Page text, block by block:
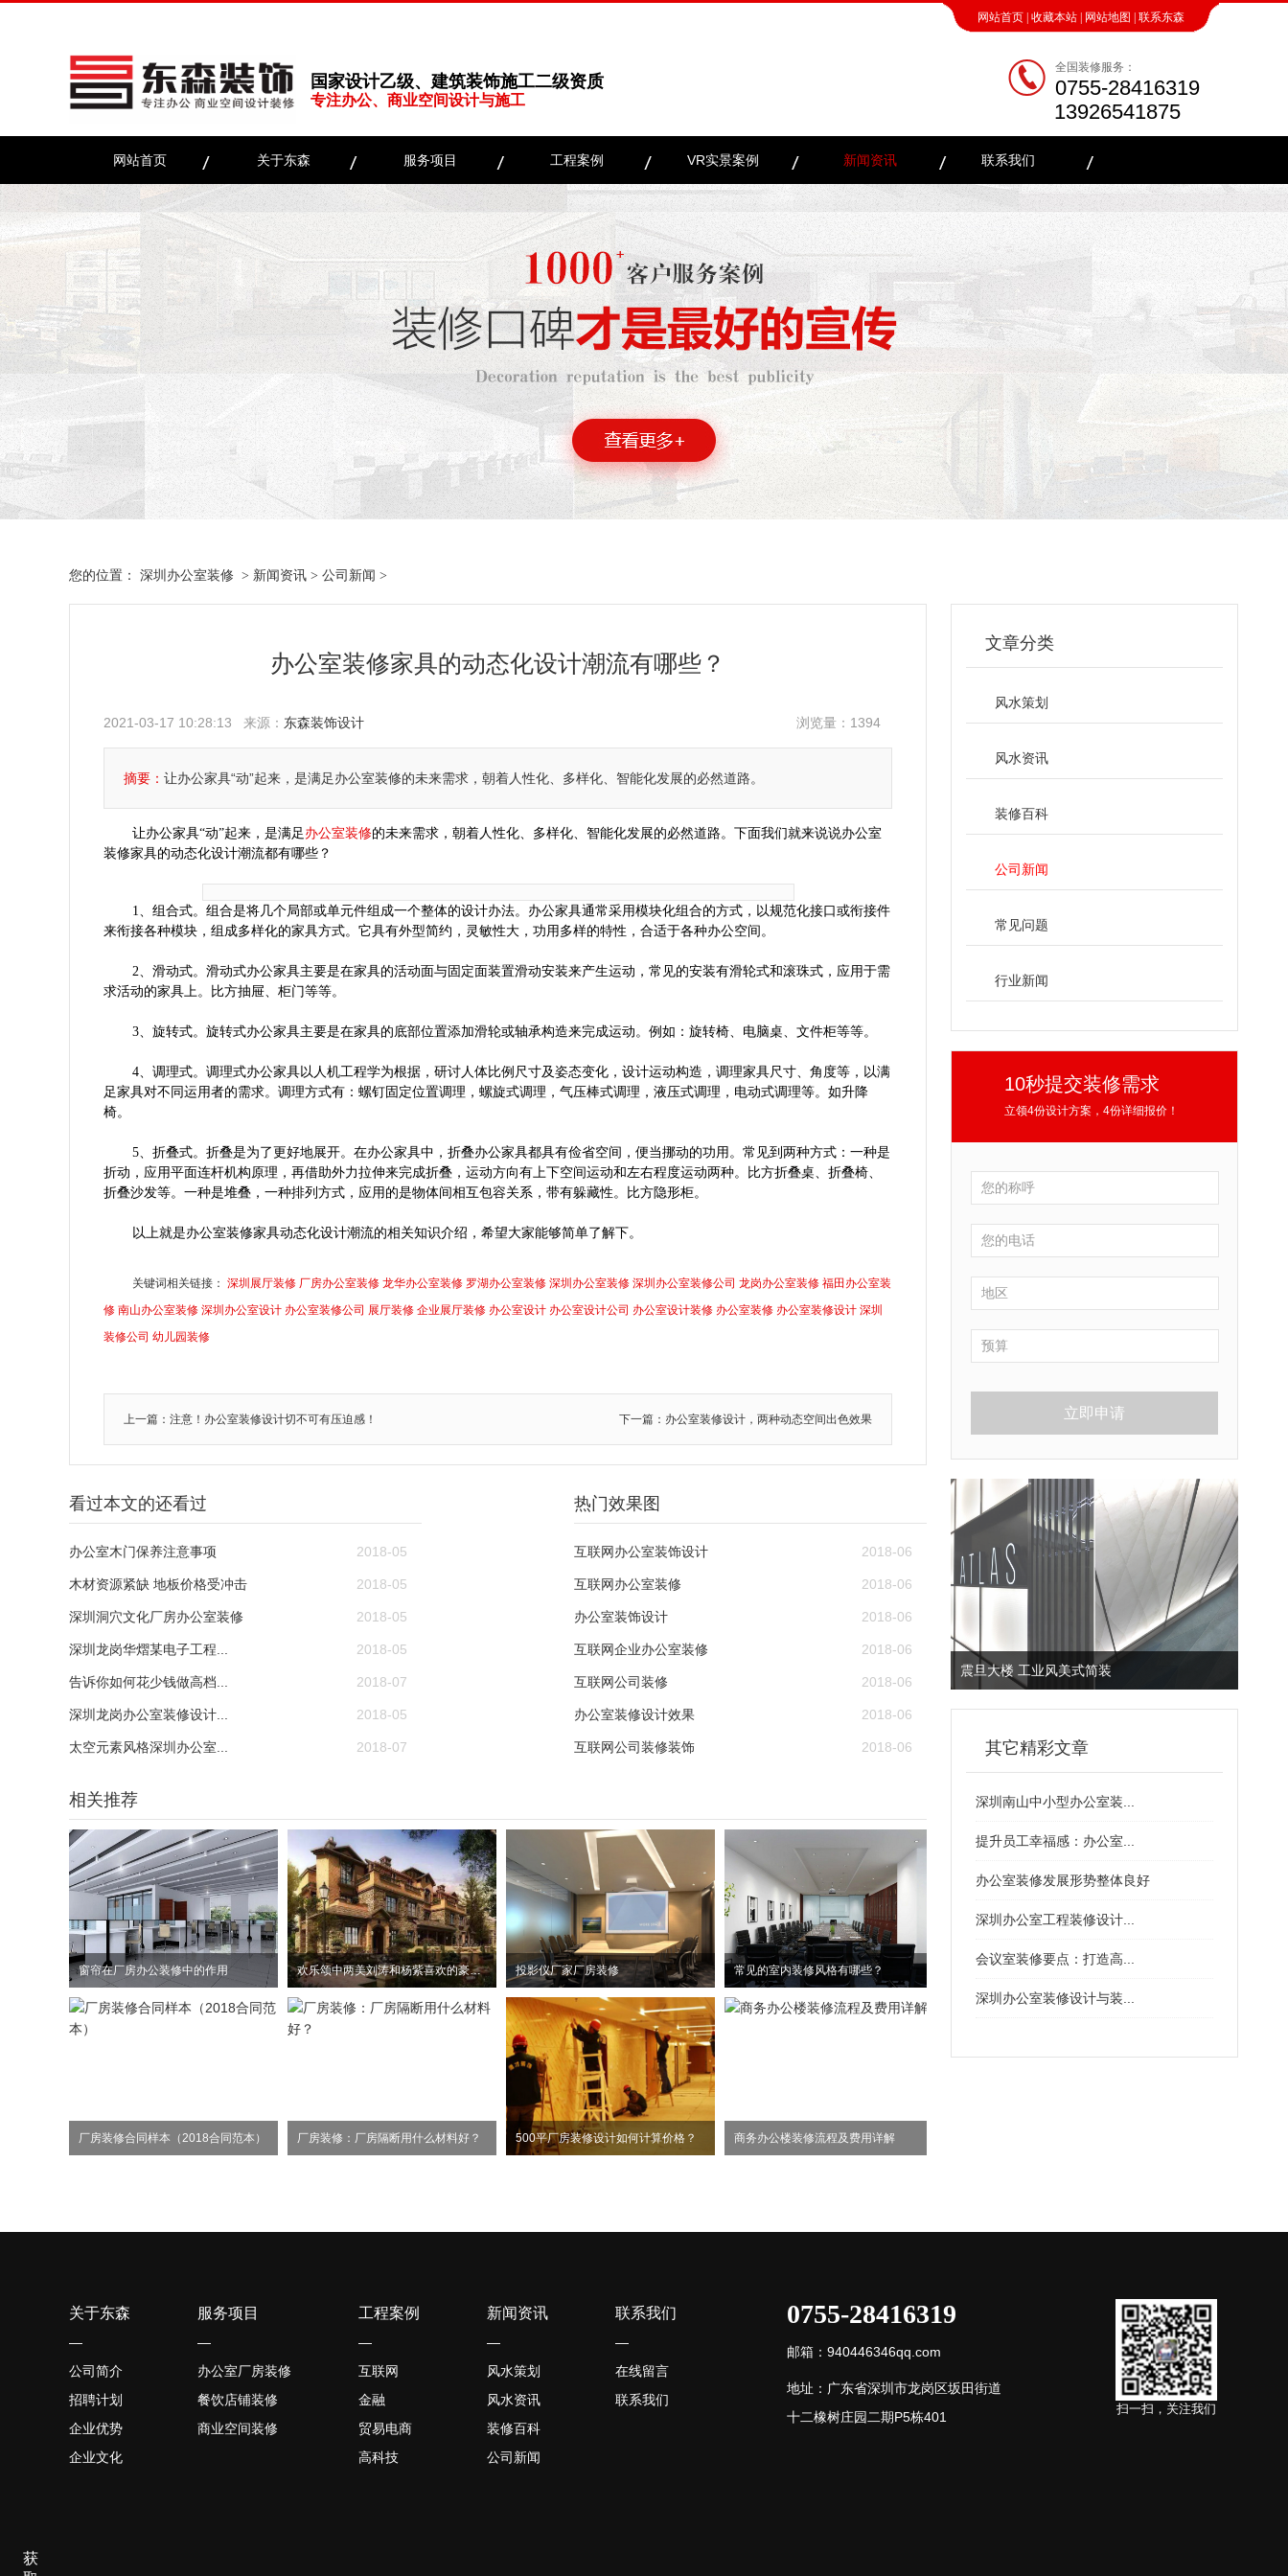
网站首页 收藏本站 网站地图 联系东森
国家设计乙级、建筑装饰施工二级资质
专注办公、商业空间设计与施工
全国装修服务：
0755-28416319
13926541875
网站首页 关于东森 服务项目 工程案例 VR实景案例 新闻资讯 联系我们
您的位置： 深圳办公室装修 > 新闻资讯 > 公司新闻 >
办公室装修家具的动态化设计潮流有哪些？
2021-03-17 10:28:13 来源： 东森装饰设计 浏览量： 1394
摘要： 让办公家具“动”起来，是满足办公室装修的未来需求，朝着人性化、多样化、智能化发展的必然道路。
让办公家具“动”起来，是满足 办公室装修的未来需求，朝着人性化、多样化、智能化发展的必然道路。下面我们就来说说办公室
装修家具的动态化设计潮流都有哪些？
1、组合式。组合是将几个局部或单元件组成一个整体的设计办法。办公家具通常采用模块化组合的方式，以规范化接口或衔接件
来衔接各种模块，组成多样化的家具方式。它具有外型简约，灵敏性大，功用多样的特性，合适于各种办公空间。
2、滑动式。滑动式办公家具主要是在家具的活动面与固定面装置滑动安装来产生运动，常见的安装有滑轮式和滚珠式，应用于需
求活动的家具上。比方抽屉、柜门等等。
3、旋转式。旋转式办公家具主要是在家具的底部位置添加滑轮或轴承构造来完成运动。例如：旋转椅、电脑桌、文件柜等等。
4、调理式。调理式办公家具以人机工程学为根据，研讨人体比例尺寸及姿态变化，设计运动构造，调理家具尺寸、角度等，以满
足家具对不同运用者的需求。调理方式有：螺钉固定位置调理，螺旋式调理，气压棒式调理，液压式调理，电动式调理等。如升降
椅。
5、折叠式。折叠是为了更好地展开。在办公家具中，折叠办公家具都具有俭省空间，便当挪动的功用。常见到两种方式：一种是
折动，应用平面连杆机构原理，再借助外力拉伸来完成折叠，运动方向有上下空间运动和左右程度运动两种。比方折叠桌、折叠椅、
折叠沙发等。一种是堆叠，一种排列方式，应用的是物体间相互包容关系，带有躲藏性。比方隐形柜。
以上就是办公室装修家具动态化设计潮流的相关知识介绍，希望大家能够简单了解下。
关键词相关链接： 深圳展厅装修 厂房办公室装修 龙华办公室装修 罗湖办公室装修 深圳办公室装修 深圳办公室装修公司 龙岗办公室装修 福田办公室装
修 南山办公室装修 深圳办公室设计 办公室装修公司 展厅装修 企业展厅装修 办公室设计 办公室设计公司 办公室设计装修 办公室装修 办公室装修设计 深圳
装修公司 幼儿园装修
上一篇：注意！办公室装修设计切不可有压迫感！ 下一篇：办公室装修设计，两种动态空间出色效果
看过本文的还看过
办公室木门保养注意事项 2018-05
木材资源紧缺 地板价格受冲击 2018-05
深圳洞穴文化厂房办公室装修 2018-05
深圳龙岗华熠某电子工程... 2018-05
告诉你如何花少钱做高档... 2018-07
深圳龙岗办公室装修设计... 2018-05
太空元素风格深圳办公室... 2018-07
热门效果图
互联网办公室装饰设计 2018-06
互联网办公室装修 2018-06
办公室装饰设计 2018-06
互联网企业办公室装修 2018-06
互联网公司装修 2018-06
办公室装修设计效果 2018-06
互联网公司装修装饰 2018-06
相关推荐
窗帘在厂房办公装修中的作用 欢乐颂中两美刘涛和杨紫喜欢的豪宅风格 投影仪厂家厂房装修 常见的室内装修风格有哪些？
厂房装修合同样本（2018合同范本） 厂房装修：厂房隔断用什么材料好？ 500平厂房装修设计如何计算价格？ 商务办公楼装修流程及费用详解
文章分类
风水策划
风水资讯
装修百科
公司新闻
常见问题
行业新闻
10秒提交装修需求
立领4份设计方案，4份详细报价！
立即申请
震旦大楼 工业风美式简装
其它精彩文章
深圳南山中小型办公室装...
提升员工幸福感：办公室...
办公室装修发展形势整体良好
深圳办公室工程装修设计...
会议室装修要点：打造高...
深圳办公室装修设计与装...
关于东森
—
公司简介
招聘计划
企业优势
企业文化
服务项目
—
办公室厂房装修
餐饮店铺装修
商业空间装修
工程案例
—
互联网
金融
贸易电商
高科技
新闻资讯
—
风水策划
风水资讯
装修百科
公司新闻
联系我们
—
在线留言
联系我们
0755-28416319
邮箱：940446346qq.com
地址：广东省深圳市龙岗区坂田街道
十二橡树庄园二期P5栋401
扫一扫，关注我们
获